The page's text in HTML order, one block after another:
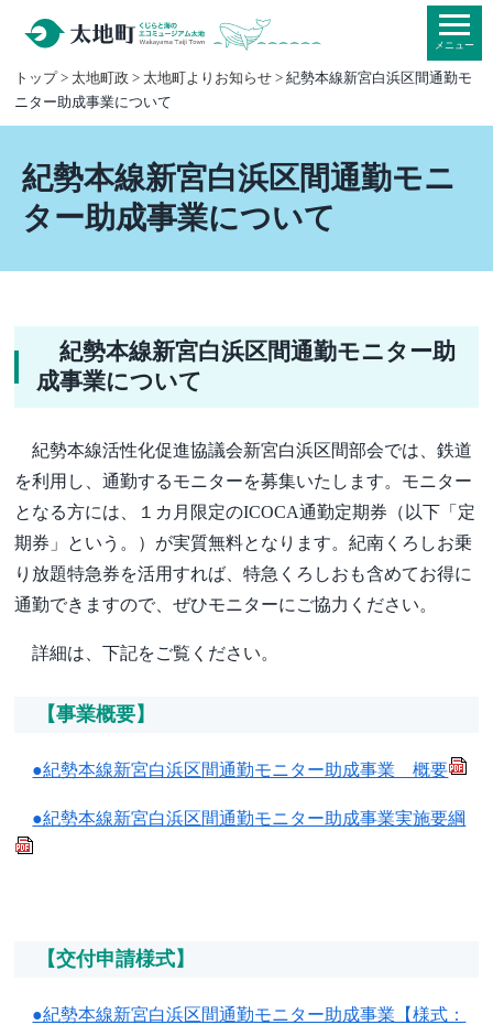
移
メニュー
トップ>太地町政 >太地町よりお知らせ > 紀勢本線新宮白浜区間通勤モ
ニター助成事業について
紀勢本線新宮白浜区間通勤モニ
ター助成事業について
紀勢本線新宮白浜区間通勤モニター助
成事業について
紀勢本線活性化促進協議会新宮白浜区間部会では、鉄道
を利用し、通勤するモニターを募集いたします。モニター
となる方には、１カ月限定のICOCA通勤定期券（以下「定
期券」という。）が実質無料となります。紀南くろしお乗
り放題特急券を活用すれば、特急くろしおも含めてお得に
通勤できますので、ぜひモニターにご協力ください。
詳細は、下記をご覧ください。
【事業概要】
●紀勢本線新宮白浜区間通勤モニター助成事業 概要
●紀勢本線新宮白浜区間通勤モニター助成事業実施要綱
【交付申請様式】
●紀勢本線新宮白浜区間通勤モニター助成事業【様式：